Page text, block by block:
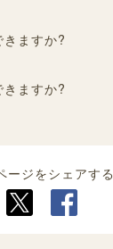
ますか?
ますか?
ージをシェアする